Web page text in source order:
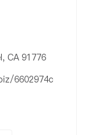
CA 91776
6602974c